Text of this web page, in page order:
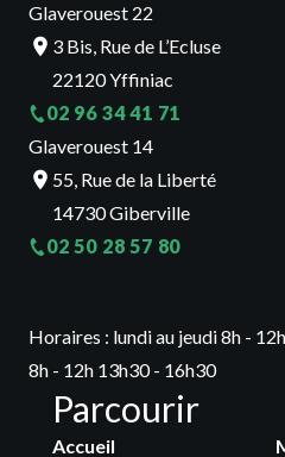
Glaverouest 22
3 Bis, Rue de L’Ecluse
22120 Yffiniac
02 96 34 41 71
Glaverouest 14
55, Rue de la Liberté
14730 Giberville
02 50 28 57 80
Horaires : lundi au jeudi 8h -
8h - 12h 13h30 - 16h30
Parcourir
Accueil